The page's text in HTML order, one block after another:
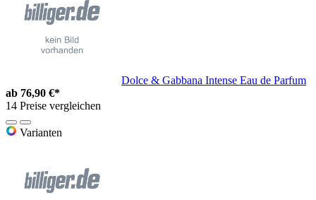
Dolce & Gabbana Intense Eau de Parfum
ab 76,90 €*
14 Preise vergleichen
Varianten